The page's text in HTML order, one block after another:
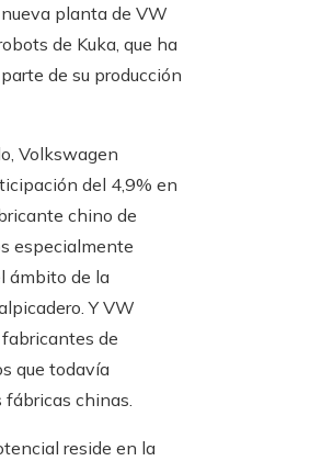
planta de VW
de Kuka, que ha
de su producción
Volkswagen
del 4,9% en
chino de
especialmente
ámbito de la
Y VW
de
que todavía
fábricas chinas.
reside en la